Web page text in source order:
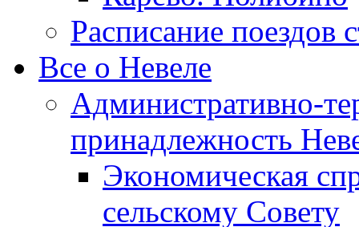
Расписание поездов
Все о Невеле
Административно-
принадлежность
Экономическая
сельскому Совету